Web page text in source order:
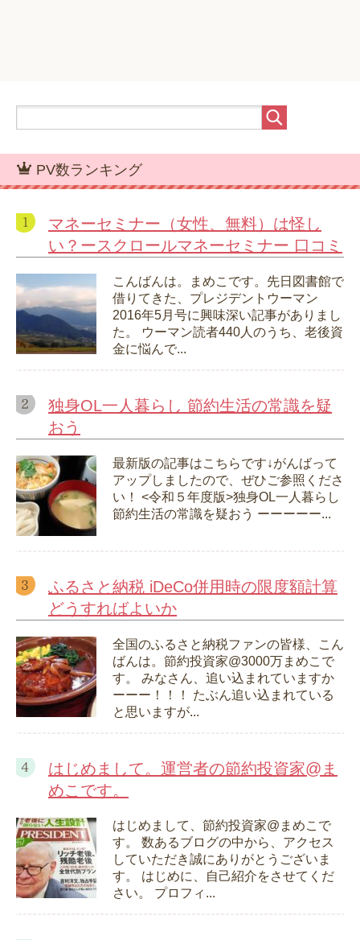
PV数ランキング
マネーセミナー（女性、無料）は怪し
い？ースクロールマネーセミナー 口コミ
こんばんは。まめこです。先日図書館で
借りてきた、プレジデントウーマン
2016年5月号に興味深い記事がありまし
た。 ウーマン読者440人のうち、老後資
金に悩んで...
独身OL一人暮らし 節約生活の常識を疑
おう
最新版の記事はこちらです↓がんばって
アップしましたので、ぜひご参照くださ
い！ <令和５年度版>独身OL一人暮らし
節約生活の常識を疑おう ーーーーー...
ふるさと納税 iDeCo併用時の限度額計算
どうすればよいか
全国のふるさと納税ファンの皆様、こん
ばんは。節約投資家@3000万まめこで
す。 みなさん、追い込まれていますか
ーーー！！！ たぶん追い込まれている
と思いますが...
はじめまして。運営者の節約投資家@ま
めこです。
はじめまして、節約投資家@まめこで
す。 数あるブログの中から、アクセス
していただき誠にありがとうございま
す。 はじめに、自己紹介をさせてくだ
さい。 プロフィ...